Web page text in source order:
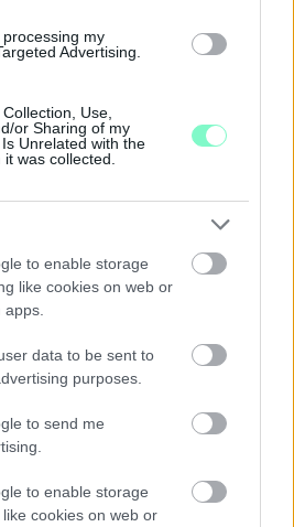
my
Advertising.
Use,
or Sharing of my
Unrelated with the
was collected.
to enable storage
like cookies on web or
data to be sent to
purposes.
to send me
to enable storage
cookies on web or
FÉRFI ELLEN EMELT
verni áldozatát.